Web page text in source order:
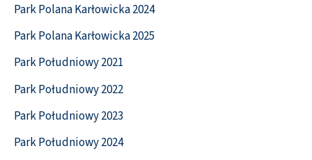
Park Polana Karłowicka 2024
Park Polana Karłowicka 2025
Park Południowy 2021
Park Południowy 2022
Park Południowy 2023
Park Południowy 2024